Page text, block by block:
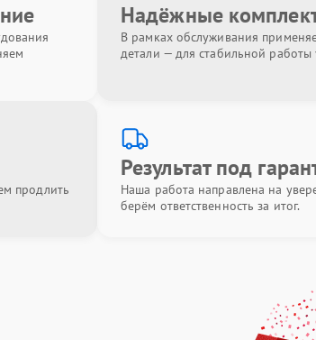
Надёжные
В рамках обслуживания
детали — для стабильной работы
продлить
Результат под
Наша работа направлена на
берём ответственность за итог.